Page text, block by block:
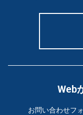
Web
お問い合わせフ